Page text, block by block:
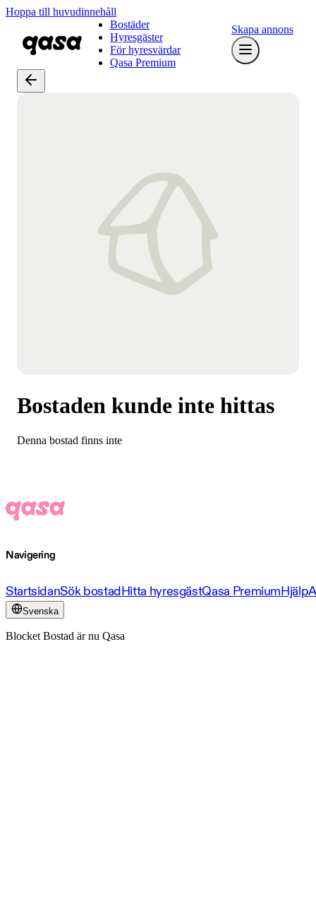
Hoppa till huvudinnehåll
Bostäder
Hyresgäster
För hyresvärdar
Qasa Premium
Skapa annons
Bostaden kunde inte hittas
Denna bostad finns inte
Navigering
StartsidanSök bostadHitta hyresgästQasa PremiumHjälp
Svenska
Blocket Bostad är nu Qasa